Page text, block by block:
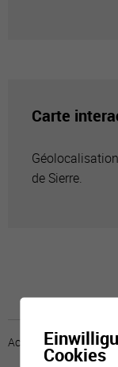
Carte
de Sierre.
Accueil horaire
Cookies